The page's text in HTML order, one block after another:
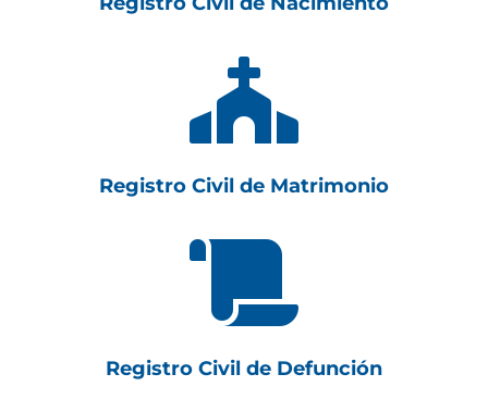

Registro Civil de Matrimonio

Registro Civil de Defunción